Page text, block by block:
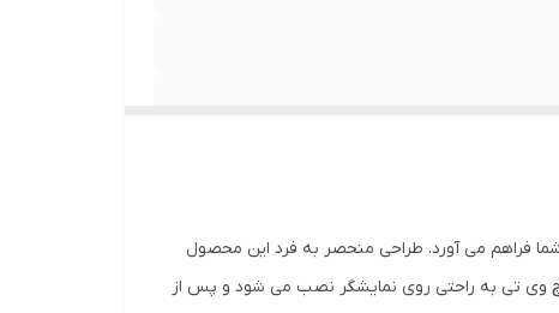
فراهم می آورد. طراحی منحصر به فرد این محصول
وی تی به راحتی روی نمایشگر نصب می شود و پس از